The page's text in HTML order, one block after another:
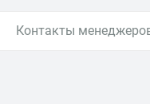
Контакты